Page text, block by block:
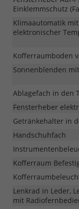
Einklemmschutz
Klimaautomatik
elektronischer
Kofferraumboden
Sonnenblenden
Ablagefach in den
Fensterheber
Getränkehalter in
Handschuhfach
Kofferraum
Lenkrad in Leder,
mit